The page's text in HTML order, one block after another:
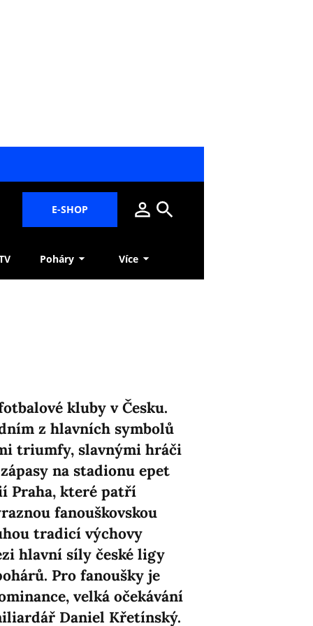
E-SHOP
Poháry Více
kluby v Česku.
z hlavních symbolů
triumfy, slavnými hráči
na stadionu epet
Praha, které patří
fanouškovskou
tradicí výchovy
hlavní síly české ligy
Pro fanoušky je
velká očekávání
Daniel Křetínský.